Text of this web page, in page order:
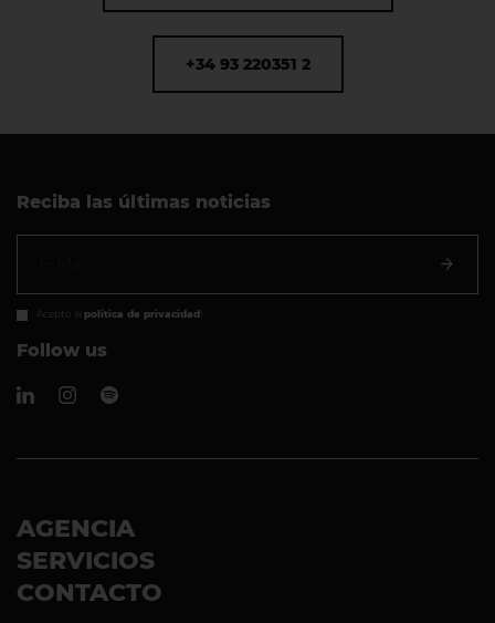
+34 93 220351 2
Reciba las últimas noticias
Acepto la política de privacidad
Follow us
AGENCIA
SERVICIOS
CONTACTO